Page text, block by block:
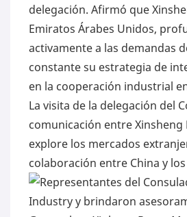
delegación. Afirmó que
Emiratos Árabes Unidos,
activamente a las demandas
constante su estrategia de
en la cooperación industrial
La visita de la delegación del
comunicación entre
explore los mercados
colaboración entre China y